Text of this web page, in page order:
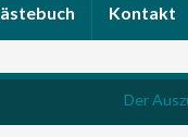
Kontakt
Der